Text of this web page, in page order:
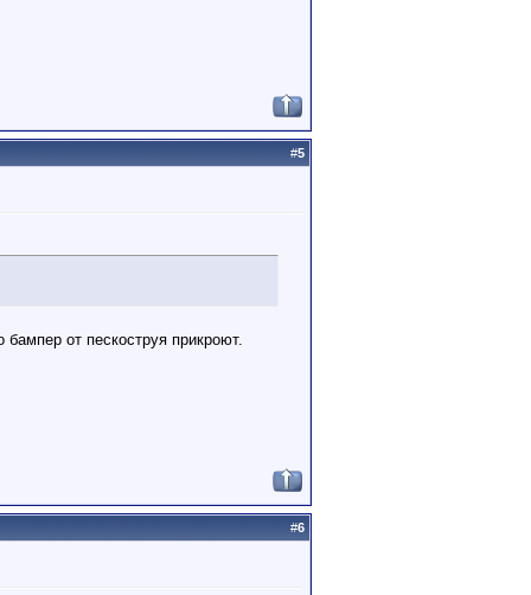
#5
от пескоструя прикроют.
#6